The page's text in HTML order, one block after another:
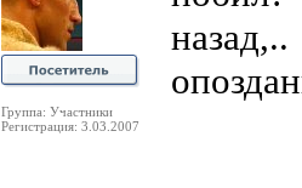
Группа: Участники
Регистрация: 3.03.2007